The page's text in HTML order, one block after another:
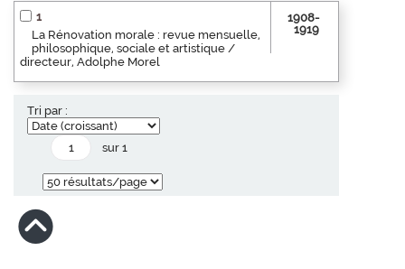
1
La Rénovation morale : revue mensuelle,
philosophique, sociale et artistique /
directeur, Adolphe Morel
1908-
1919
Tri par :
sur 1